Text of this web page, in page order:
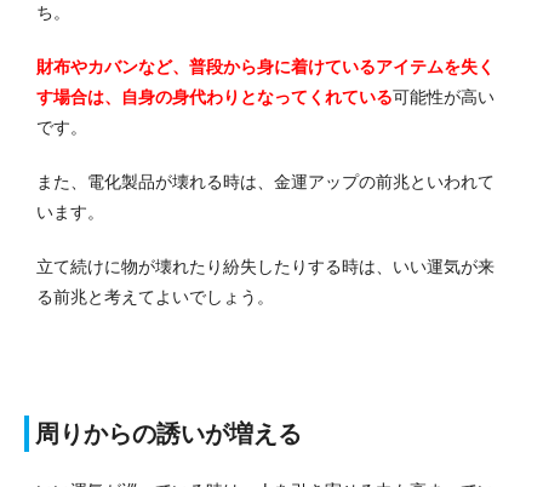
ち。
財布やカバンなど、普段から身に着けているアイテムを失く
す場合は、自身の身代わりとなってくれている可能性が高い
です。
また、電化製品が壊れる時は、金運アップの前兆といわれて
います。
立て続けに物が壊れたり紛失したりする時は、いい運気が来
る前兆と考えてよいでしょう。
周りからの誘いが増える